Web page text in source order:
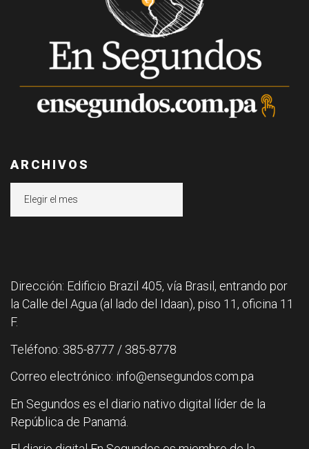
ARCHIVOS
Dirección: Edificio Brazil 405, vía Brasil, entrando por
la Calle del Agua (al lado del Idaan), piso 11, oficina 11
F.
Teléfono: 385-8777 / 385-8778
Correo electrónico: info@ensegundos.com.pa
En Segundos es el diario nativo digital líder de la
República de Panamá.